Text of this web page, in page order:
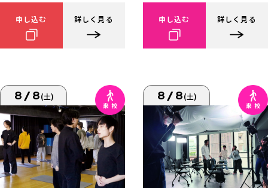
申し込む 詳しく見る 申し込む 詳しく見る
8/8(土) 8/8(土)